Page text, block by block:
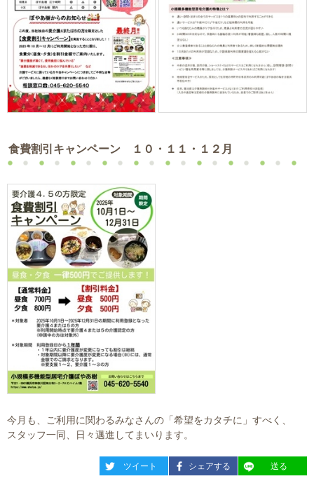
食費割引キャンペーン １０・１１・１２月
今月も、ご利用に関わるみなさんの「希望をカタチに」すべく、
スタッフ一同、日々邁進してまいります。
entry2337
ツイート entry2337
シェアする entry2337
送る